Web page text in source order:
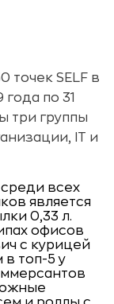
точек SELF в
по 31
три группы
IT и
всех
является
0,33 л.
офисов
с курицей
в топ-5 у